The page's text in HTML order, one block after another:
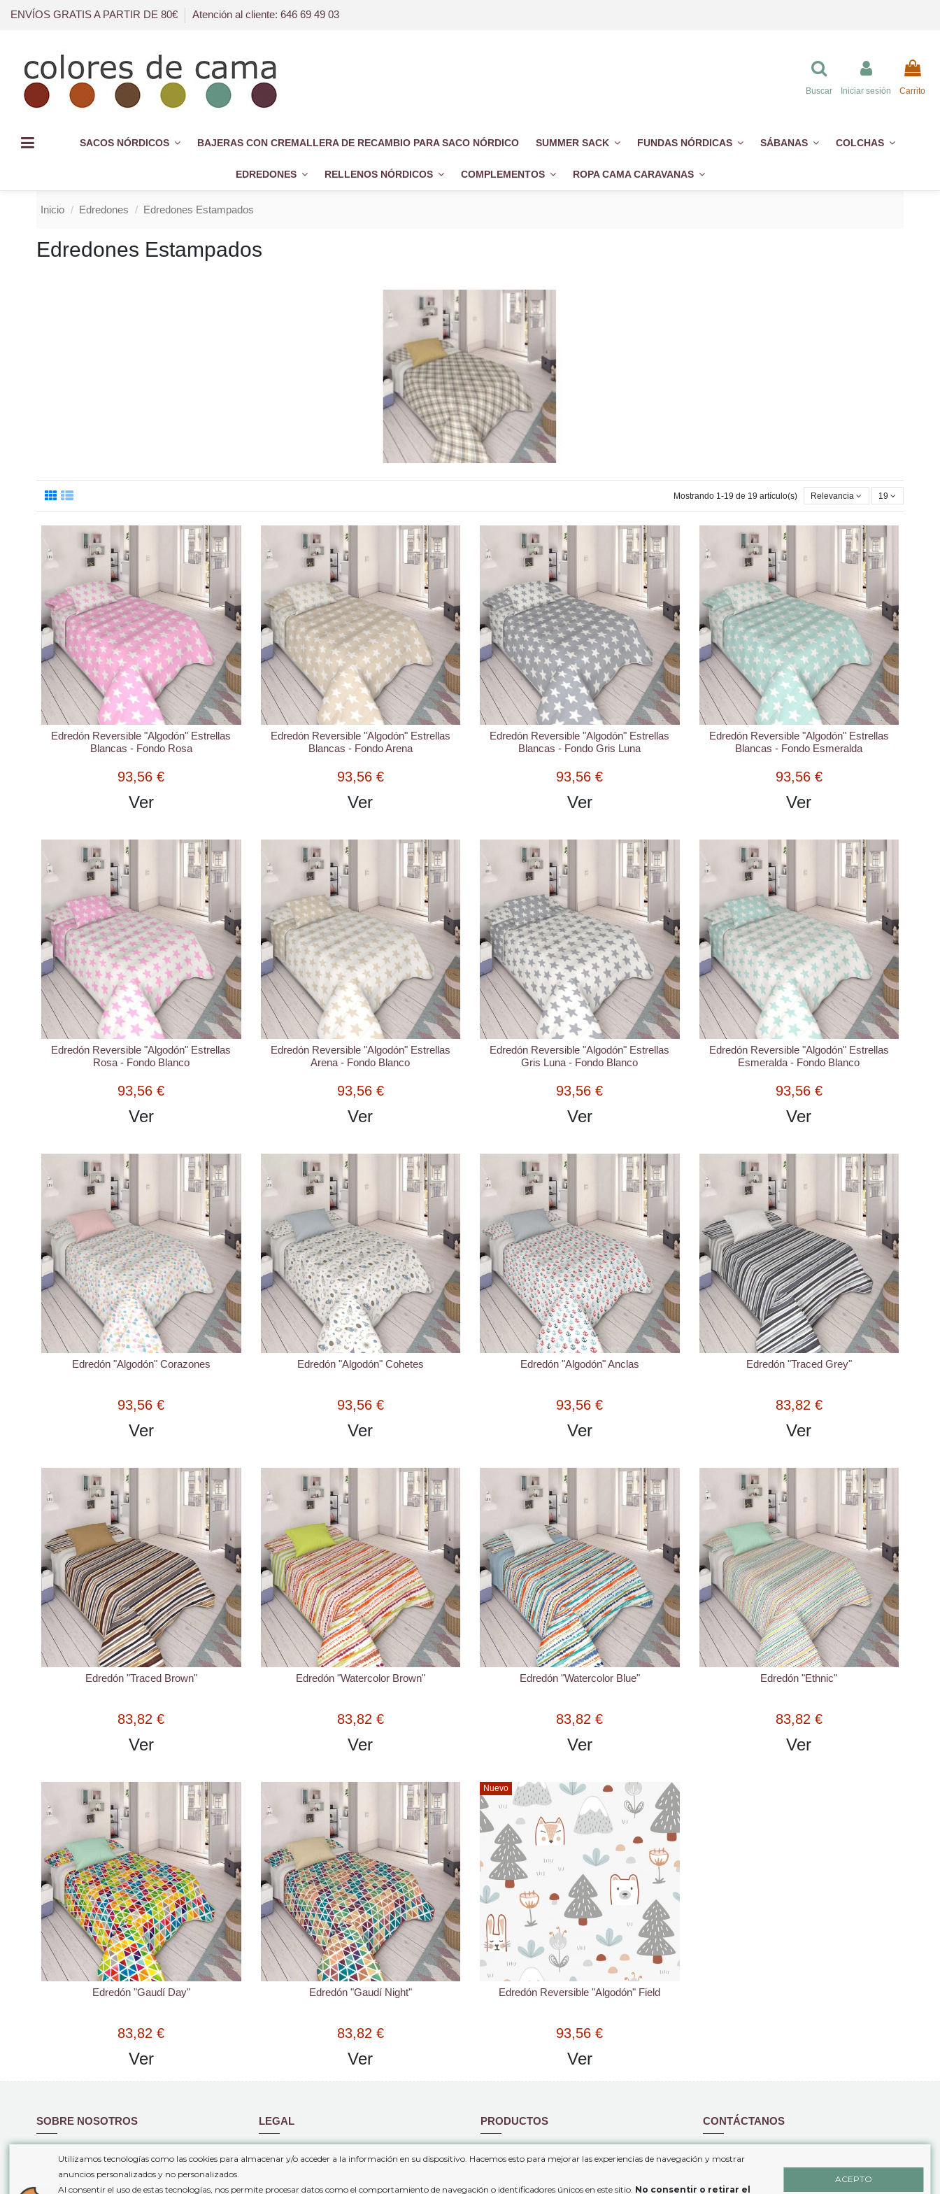
ENVÍOS GRATIS A PARTIR DE 80€ Atención al cliente: 646 69 49 03
Buscar Iniciar sesión Carrito
SACOS NÓRDICOS BAJERAS CON CREMALLERA DE RECAMBIO PARA SACO NÓRDICO SUMMER SACK FUNDAS NÓRDICAS SÁBANAS COLCHAS
EDREDONES RELLENOS NÓRDICOS COMPLEMENTOS ROPA CAMA CARAVANAS
Inicio Edredones Edredones Estampados
Edredones Estampados
Mostrando 1-19 de 19 artículo(s) Relevancia 19
Edredón Reversible "Algodón" Estrellas
Blancas - Fondo Rosa
93,56 €
Ver
Edredón Reversible "Algodón" Estrellas
Blancas - Fondo Arena
93,56 €
Ver
Edredón Reversible "Algodón" Estrellas
Blancas - Fondo Gris Luna
93,56 €
Ver
Edredón Reversible "Algodón" Estrellas
Blancas - Fondo Esmeralda
93,56 €
Ver
Edredón Reversible "Algodón" Estrellas
Rosa - Fondo Blanco
93,56 €
Ver
Edredón Reversible "Algodón" Estrellas
Arena - Fondo Blanco
93,56 €
Ver
Edredón Reversible "Algodón" Estrellas
Gris Luna - Fondo Blanco
93,56 €
Ver
Edredón Reversible "Algodón" Estrellas
Esmeralda - Fondo Blanco
93,56 €
Ver
Edredón "Algodón" Corazones
93,56 €
Ver
Edredón "Algodón" Cohetes
93,56 €
Ver
Edredón "Algodón" Anclas
93,56 €
Ver
Edredón "Traced Grey"
83,82 €
Ver
Edredón "Traced Brown"
83,82 €
Ver
Edredón "Watercolor Brown"
83,82 €
Ver
Edredón "Watercolor Blue"
83,82 €
Ver
Edredón "Ethnic"
83,82 €
Ver
Edredón "Gaudí Day"
83,82 €
Ver
Edredón "Gaudí Night"
83,82 €
Ver
Nuevo
Edredón Reversible "Algodón" Field
93,56 €
Ver
SOBRE NOSOTROS
Plazos de entrega
LEGAL
Aviso legal
PRODUCTOS
Los más vendidos
CONTÁCTANOS
Utilizamos tecnologías como las cookies para almacenar y/o acceder a la información en su dispositivo. Hacemos esto para mejorar las experiencias de navegación y mostrar
anuncios personalizados y no personalizados.
Al consentir el uso de estas tecnologías, nos permite procesar datos como el comportamiento de navegación o identificadores únicos en este sitio. No consentir o retirar el
ACEPTO